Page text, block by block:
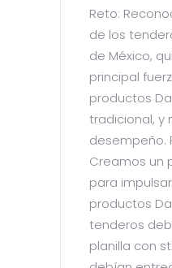
Reto:
de los
de México,
principal
productos
tradicional, y
desempeño.
Creamos un
para
productos
tenderos
planilla con